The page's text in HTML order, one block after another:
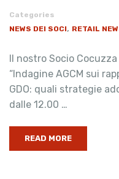
Categories
NEWS DEI SOCI, RETAIL
Il nostro Socio
“Indagine AGCM sui
GDO: quali strategie
dalle 12.00 …
READ MORE